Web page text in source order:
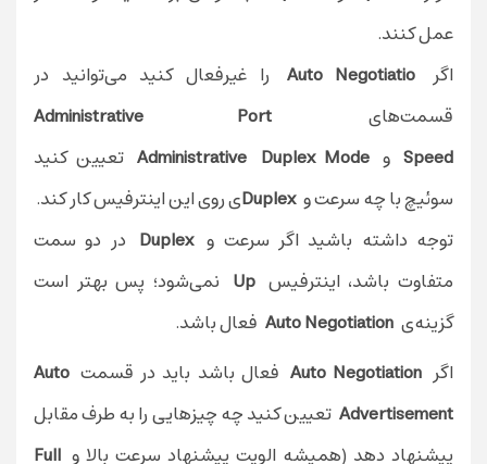
عمل کنند.
اگر Auto Negotiatio
را غیر‌فعال کنید می‌توانید در
قسمت‌هایAdministrative Port
Speedو Administrative Duplex Mode
تعیین کنید
سوئیچ با چه سرعت وDuplexی روی این اینترفیس کار کند.
توجه داشته باشید اگر سرعت وDuplex در دو سمت
متفاوت باشد، اینترفیسUp نمی‌شود؛ پس بهتر است
گزینه‌ی Auto Negotiation فعال باشد.
اگرAuto Negotiation فعال باشد باید در قسمت Auto
Advertisement تعیین کنید چه چیز‌هایی را به طرف مقابل
پیشنهاد دهد (همیشه الویت پیشنهاد سرعت بالا و Full